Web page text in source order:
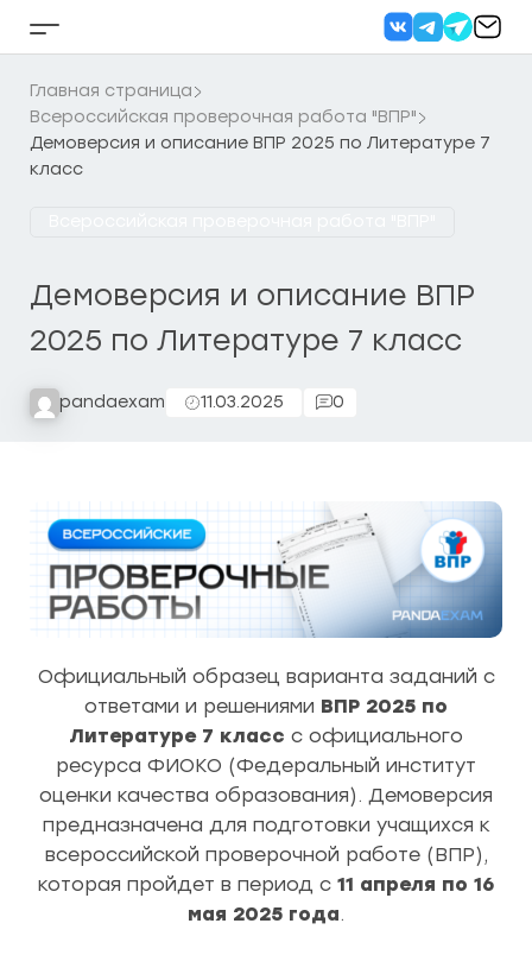
Кнопка
бокового
меню
Главная страница
Всероссийская проверочная работа "ВПР"
Демоверсия и описание ВПР 2025 по Литературе 7
класс
Демоверсия и описание ВПР
2025 по Литературе 7 класс
pandaexam 11.03.2025 0
Официальный образец варианта заданий с
ответами и решениями ВПР 2025 по
Литературе 7 класс с официального
ресурса ФИОКО (Федеральный институт
оценки качества образования). Демоверсия
предназначена для подготовки учащихся к
всероссийской проверочной работе (ВПР),
которая пройдет в период с 11 апреля по 16
мая 2025 года.